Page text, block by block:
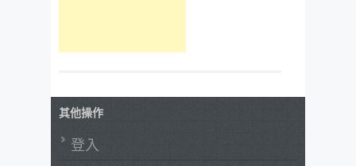
其他操作
登入